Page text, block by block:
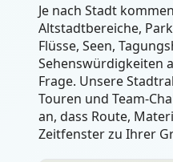
Je nach Stadt
Altstadtbereiche,
Flüsse, Seen,
Sehenswürdigkeiten
Frage. Unsere
Touren und Team-
an, dass Route,
Zeitfenster zu Ihrer